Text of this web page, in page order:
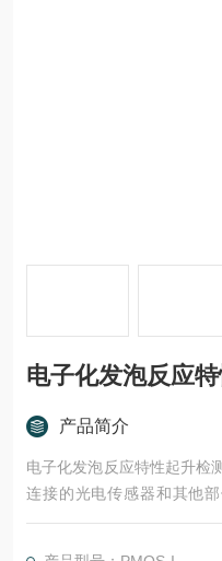
电子化发泡反应
产品简介
电子化发泡反应特性起升检
连接的光电传感器和其他
形，反应温度变化，发泡压